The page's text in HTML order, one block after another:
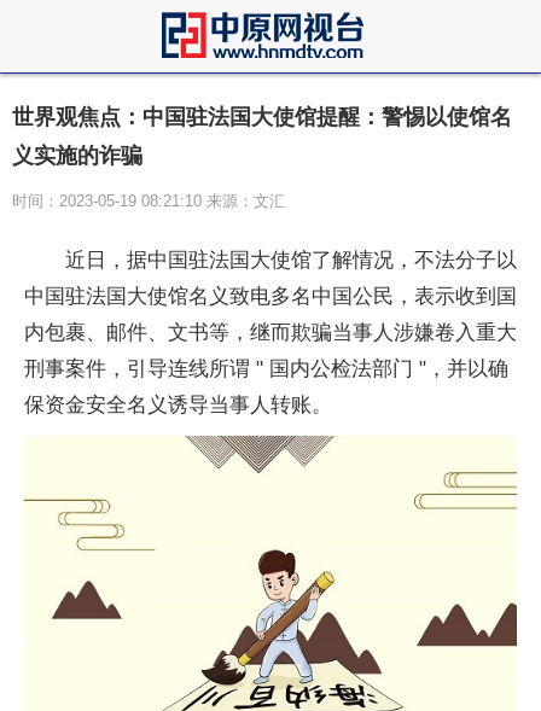
世界观焦点：中国驻法国大使馆提醒：警惕以使馆名
义实施的诈骗
时间：2023-05-19 08:21:10 来源：文汇
近日，据中国驻法国大使馆了解情况，不法分子以
中国驻法国大使馆名义致电多名中国公民，表示收到国
内包裹、邮件、文书等，继而欺骗当事人涉嫌卷入重大
刑事案件，引导连线所谓 " 国内公检法部门 "，并以确
保资金安全名义诱导当事人转账。